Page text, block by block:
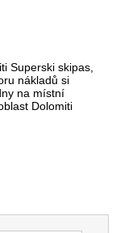
Superski skipas,
nákladů si
na místní
Dolomiti